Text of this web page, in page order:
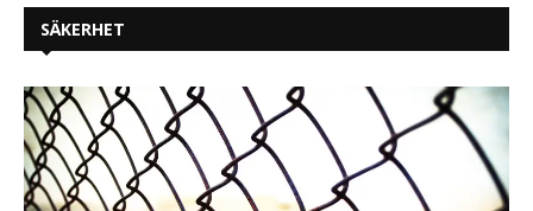
SÄKERHET